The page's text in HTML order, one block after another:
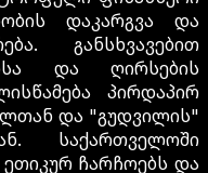
დაკარგვა და
განსხვავებით
და ღირსების
პირდაპირ
და "გუდვილის"
საქართველოში
ჩარჩოებს და